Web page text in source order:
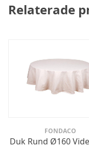
Relaterade
FONDACO
Duk Rund Ø160